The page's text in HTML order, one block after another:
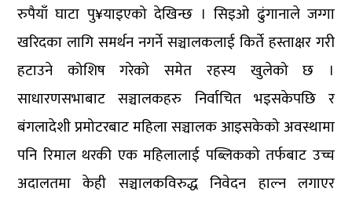
रुपैयाँ घाटा पु¥याइएको देखिन्छ । सिइओ ढुंगानाले जग्गा
खरिदका लागि समर्थन नगर्ने सञ्चालकलाई किर्ते हस्ताक्षर गरी
हटाउने कोशिष गरेको समेत रहस्य खुलेको छ ।
साधारणसभाबाट सञ्चालकहरु निर्वाचित भइसकेपछि र
बंगलादेशी प्रमोटरबाट महिला सञ्चालक आइसकेको अवस्थामा
पनि रिमाल थरकी एक महिलालाई पब्लिकको तर्फबाट उच्च
अदालतमा केही सञ्चालकविरुद्ध निवेदन हाल्न लगाएर